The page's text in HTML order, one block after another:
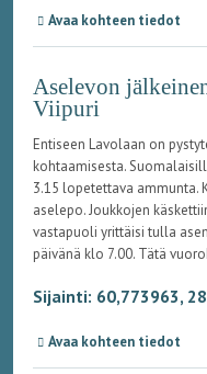
Avaa kohteen tiedot
Aselevon
Viipuri
Entiseen Lavolaan on
kohtaamisesta.
3.15 lopetettava ammunta.
aselepo. Joukkojen
vastapuoli yrittäisi tulla
päivänä klo 7.00. Tätä
Sijainti: 60,773963,
Avaa kohteen tiedot